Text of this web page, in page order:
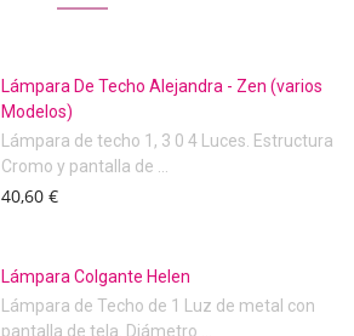
Lámpara De Techo Alejandra - Zen (varios
Modelos)
Lámpara de techo 1, 3 0 4 Luces. Estructura
Cromo y pantalla de ...
40,60 €
Lámpara Colgante Helen
Lámpara de Techo de 1 Luz de metal con
pantalla de tela. Diámetro ...